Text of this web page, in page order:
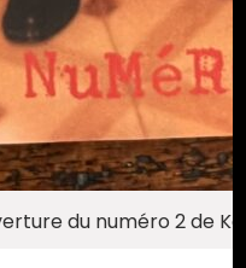
du numéro 2 de